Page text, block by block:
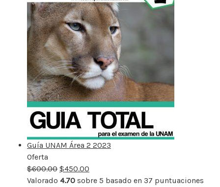
Guía UNAM Área 2 2023
Oferta
rebajado
$600.00 $450.00
Valorado 4.70 sobre 5 basado en 37 puntuaciones